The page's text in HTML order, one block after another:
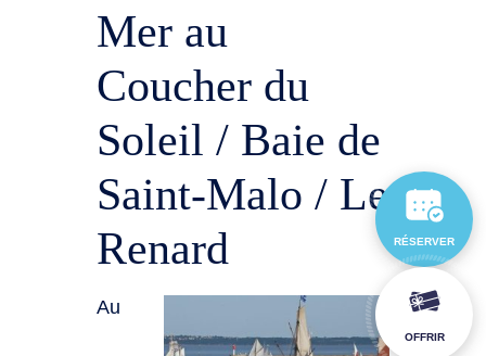
Mer au
Coucher du
Soleil / Baie de
Saint-Malo / Le
Renard
Au
RÉSERVER
OFFRIR